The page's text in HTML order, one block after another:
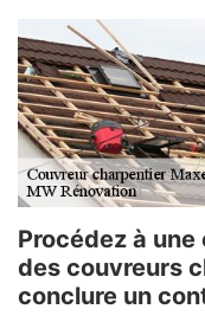
Procédez à
des couvreurs
conclure un